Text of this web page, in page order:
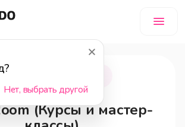
Нет, выбрать другой
Ижевск
(Курсы и мастер-